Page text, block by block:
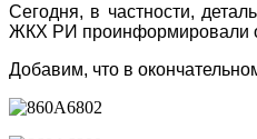
Сегодня, в частности,
ЖКХ РИ проинформировали о
Добавим, что в